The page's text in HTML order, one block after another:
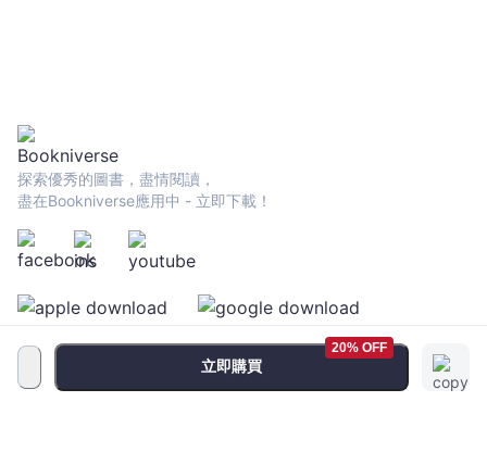
立即購買
20% OFF
探索優秀的圖書，盡情閱讀，
盡在Bookniverse應用中 - 立即下載！